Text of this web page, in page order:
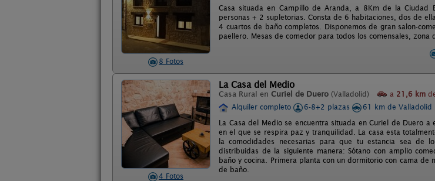
8 Fotos
Casa situada en Campillo de Aranda, a 8Km de la
personas + 2 supletorias. Consta de 6 habitaciones, dos de
4 cuartos de baño completos. Disponemos de gran salon-
paellero. Mesas de comedor para todos los comensales,
4 Fotos
La Casa del Medio
Casa Rural en Curiel de Duero (Valladolid) a 21,6 km
Alquiler completo
6-8+2 plazas
61 km de Valladolid
La Casa del Medio se encuentra situada en Curiel de Duero
en el que se respira paz y tranquilidad. La casa esta
la comodidades necesarias para que tu estancia sea de
distribuidas de la siguiente manera: Sótano con amplio
baño y cocina. Primera planta con un dormitorio con cama
de baño.